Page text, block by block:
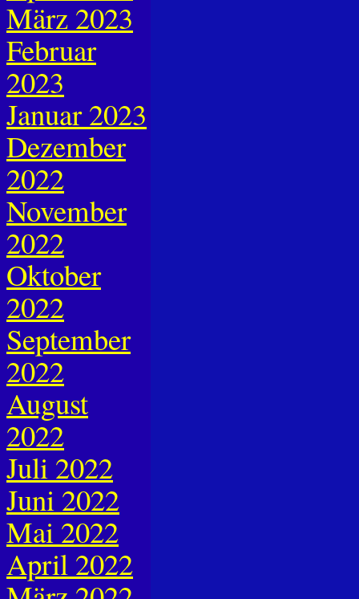
März 2023
Februar
2023
Januar 2023
Dezember
2022
November
2022
Oktober
2022
September
2022
August
2022
Juli 2022
Juni 2022
Mai 2022
April 2022